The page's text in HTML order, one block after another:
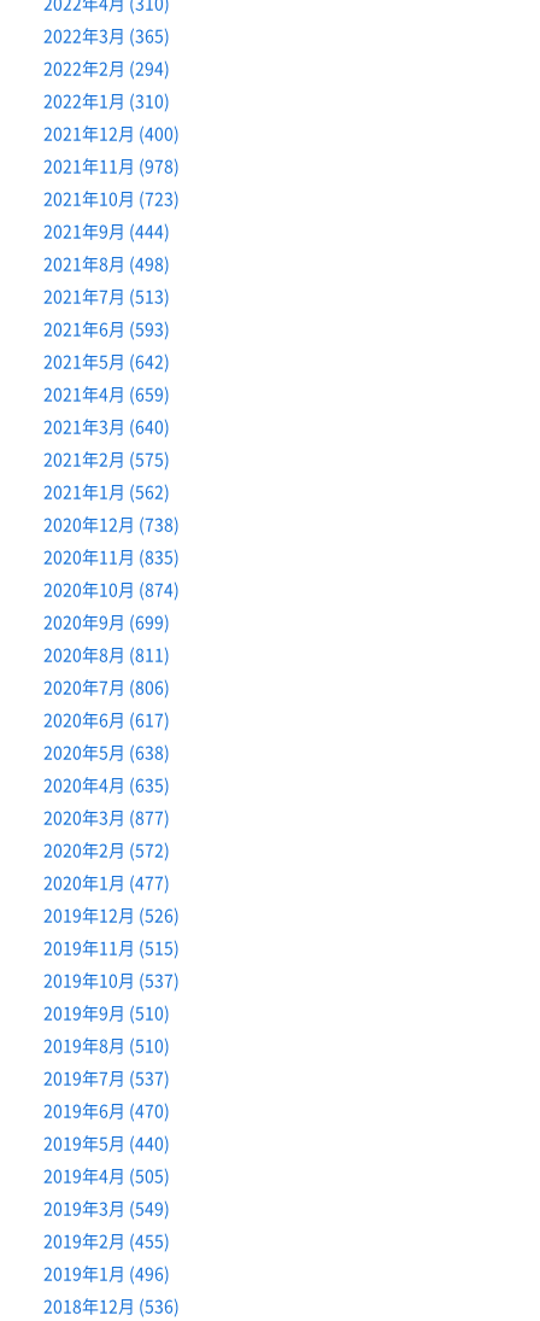
2022年3月 (365)
2022年2月 (294)
2022年1月 (310)
2021年12月 (400)
2021年11月 (978)
2021年10月 (723)
2021年9月 (444)
2021年8月 (498)
2021年7月 (513)
2021年6月 (593)
2021年5月 (642)
2021年4月 (659)
2021年3月 (640)
2021年2月 (575)
2021年1月 (562)
2020年12月 (738)
2020年11月 (835)
2020年10月 (874)
2020年9月 (699)
2020年8月 (811)
2020年7月 (806)
2020年6月 (617)
2020年5月 (638)
2020年4月 (635)
2020年3月 (877)
2020年2月 (572)
2020年1月 (477)
2019年12月 (526)
2019年11月 (515)
2019年10月 (537)
2019年9月 (510)
2019年8月 (510)
2019年7月 (537)
2019年6月 (470)
2019年5月 (440)
2019年4月 (505)
2019年3月 (549)
2019年2月 (455)
2019年1月 (496)
2018年12月 (536)